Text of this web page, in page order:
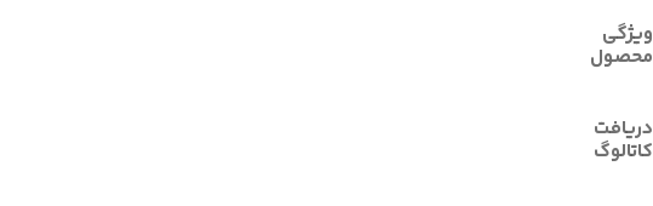
ویژگی
محصول
دریافت
کاتالوگ